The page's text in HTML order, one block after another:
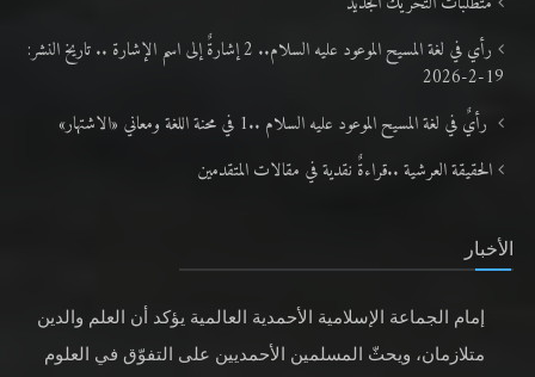
رأي في لغة المسيح الموعود عليه السلام.. 2 إشارةٌ إلى اسم الإشارة .. تاريخ النشر:
19-2-2026
رأيٌ في لغة المسيح الموعود عليه السلام ..1 في محنة اللغة ومعاني «الاشتهار»
الحقيقة العرشية ..قراءةٌ نقدية في مقالات المتقدمين
الأخبار
إمام الجماعة الإسلامية الأحمدية العالمية يؤكد أن العلم والدين
متلازمان، ويحثّ المسلمين الأحمديين على التفوّق في العلوم